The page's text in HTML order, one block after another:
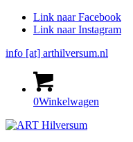
Link naar Facebook
Link naar Instagram
info [at] arthilversum.nl
0Winkelwagen